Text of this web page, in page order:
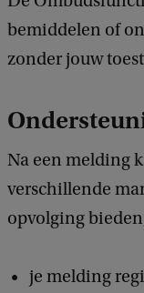
bemiddelen of
zonder jouw
Na een melding
verschillende
opvolging
je melding